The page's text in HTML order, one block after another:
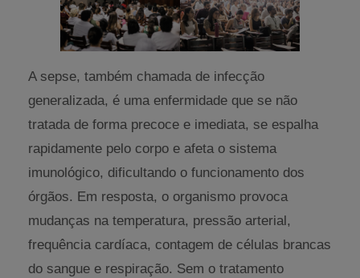
A sepse, também chamada de infecção
generalizada, é uma enfermidade que se não
tratada de forma precoce e imediata, se espalha
rapidamente pelo corpo e afeta o sistema
imunológico, dificultando o funcionamento dos
órgãos. Em resposta, o organismo provoca
mudanças na temperatura, pressão arterial,
frequência cardíaca, contagem de células brancas
do sangue e respiração. Sem o tratamento